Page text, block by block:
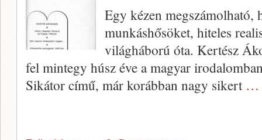
Egy kézen megszámolható,
munkáshő­söket, hiteles
világháború óta. Kertész
fel mintegy húsz éve a magyar
Sikátor című, már korábban nagy sikert …